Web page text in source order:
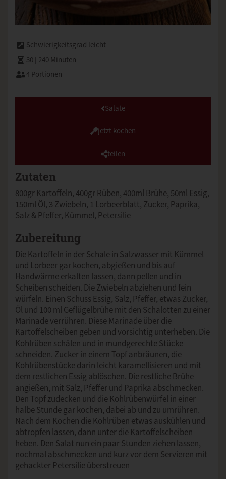
Schwierigkeitsgrad leicht
30 | 240 Minuten
4 Portionen
Salate
jetzt kochen
teilen
Zutaten
800gr Kartoffeln, 400gr Rüben, 400ml Brühe, 50ml Essig,
150ml Öl, 3 Zwiebeln, 1 Lorbeerblatt, Zucker, Paprika,
Salz & Pfeffer, Kümmel, Petersilie
Zubereitung
Die Kartoffeln in der Schale in Salzwasser mit Kümmel
und Lorbeer gar kochen, abgießen und bis auf
Handwärme erkalten lassen, dann pellen und in
Scheiben scheiden. Die Zwiebeln abziehen und fein
würfeln. Einen Schuss Essig, Salz, Pfeffer, etwas Zucker,
Öl und 100 ml Geflügelbrühe mit den Schalotten zu einer
Marinade verrühren. Diese Marinade über die
Kartoffelscheiben geben und vorsichtig unterheben. Die
Kohlrüben schälen und in mundgerechte Stücke
schneiden. Zucker in einem Topf anbräunen, die
Kohlrübenstücke darin leicht karamellisieren und mit
dem restlichen Essig ablöschen. Die restliche Brühe
angießen, mit Salz, Pfeffer und Paprika abschmecken.
Den Topf zudecken und die Kohlrübenwürfel in einer
halbe Stunde gar kochen, dabei ab und zu umrühren.
Nach dem Kochen die Kohlrüben etwas auskühlen und
abtropfen lassen, dann unter die Kartoffelscheiben
heben. Den Salat nun ein paar Stunden ziehen lassen,
nochmal abschmecken und kurz vor dem Servieren mit
gehackter Petersilie überstreuen